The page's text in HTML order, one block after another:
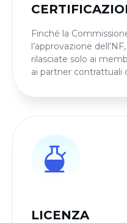
Finché la
l’approvazione
rilasciate solo ai
ai partner contrattuali
LICENZA